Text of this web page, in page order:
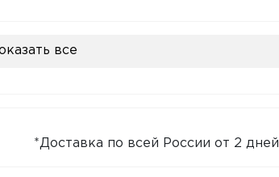
все
*Доставка по всей России от 2 дней